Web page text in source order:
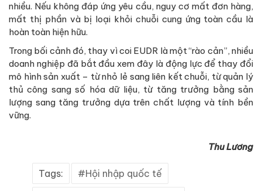
nhiều. Nếu không đáp ứng yêu cầu, nguy cơ mất đơn hàng,
mất thị phần và bị loại khỏi chuỗi cung ứng toàn cầu là
hoàn toàn hiện hữu.
Trong bối cảnh đó, thay vì coi EUDR là một “rào cản”, nhiều
doanh nghiệp đã bắt đầu xem đây là động lực để thay đổi
mô hình sản xuất – từ nhỏ lẻ sang liên kết chuỗi, từ quản lý
thủ công sang số hóa dữ liệu, từ tăng trưởng bằng sản
lượng sang tăng trưởng dựa trên chất lượng và tính bền
vững.
Thu Lương
Tags: Hội nhập quốc tế